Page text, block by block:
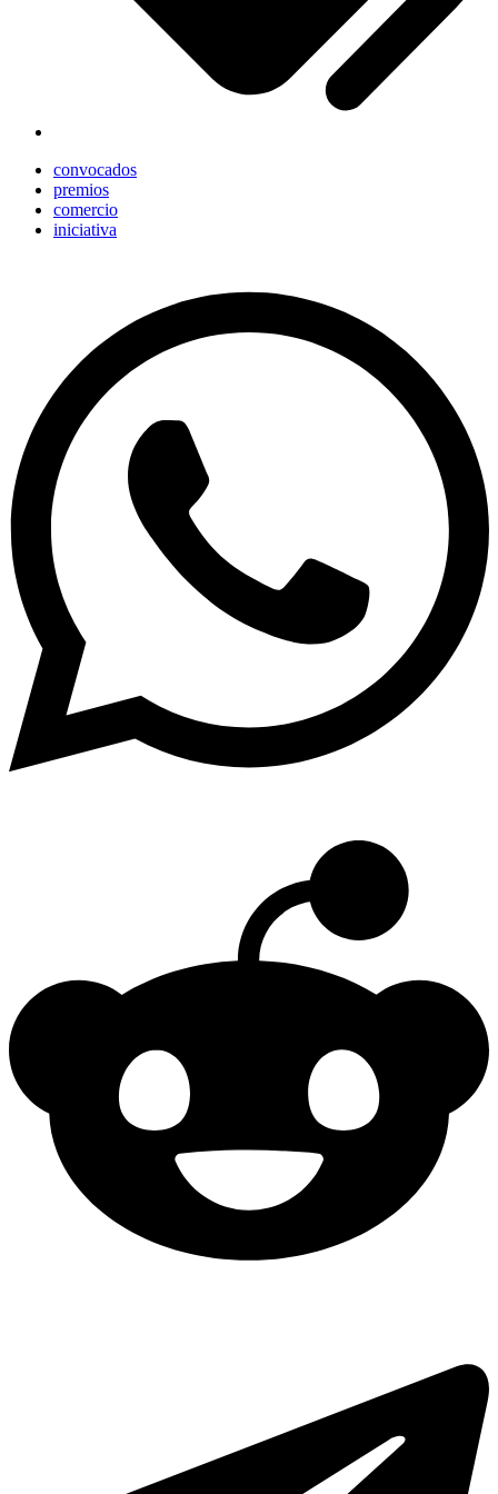
convocados
premios
comercio
iniciativa